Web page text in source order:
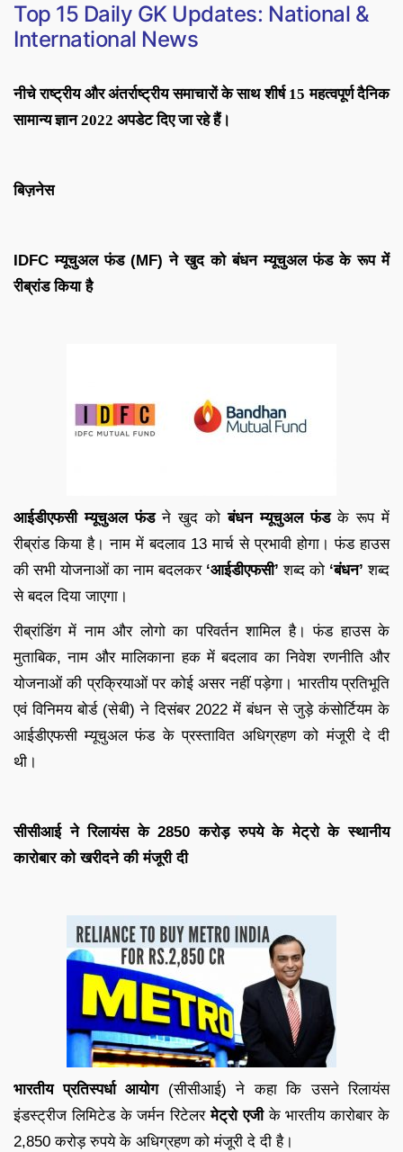
Top 15 Daily GK Updates: National &
International News
नीचे राष्ट्रीय और अंतर्राष्ट्रीय समाचारों के साथ शीर्ष 15 महत्वपूर्ण दैनिक
सामान्य ज्ञान 2022 अपडेट दिए जा रहे हैं।
बिज़नेस
IDFC म्यूचुअल फंड (MF) ने खुद को बंधन म्यूचुअल फंड के रूप में
रीब्रांड किया है
आईडीएफसी म्यूचुअल फंडने खुद कोबंधन म्यूचुअल फंडके रूप में
रीब्रांड किया है। नाम में बदलाव 13 मार्च से प्रभावी होगा। फंड हाउस
की सभी योजनाओं का नाम बदलकर ‘आईडीएफसी’ शब्द को ‘बंधन’ शब्द
से बदल दिया जाएगा।
रीब्रांडिंग में नाम और लोगो का परिवर्तन शामिल है। फंड हाउस के
मुताबिक, नाम और मालिकाना हक में बदलाव का निवेश रणनीति और
योजनाओं की प्रक्रियाओं पर कोई असर नहीं पड़ेगा। भारतीय प्रतिभूति
एवं विनिमय बोर्ड (सेबी) ने दिसंबर 2022 में बंधन से जुड़े कंसोर्टियम के
आईडीएफसी म्यूचुअल फंड के प्रस्तावित अधिग्रहण को मंजूरी दे दी
थी।
सीसीआई ने रिलायंस के 2850 करोड़ रुपये के मेट्रो के स्थानीय
कारोबार को खरीदने की मंजूरी दी
भारतीय प्रतिस्पर्धा आयोग(सीसीआई) ने कहा कि उसने रिलायंस
इंडस्ट्रीज लिमिटेड के जर्मन रिटेलरमेट्रो एजीके भारतीय कारोबार के
2,850 करोड़ रुपये के अधिग्रहण को मंजूरी दे दी है।